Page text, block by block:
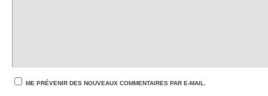
ME PRÉVENIR DES NOUVEAUX COMMENTAIRES PAR E-MAIL.